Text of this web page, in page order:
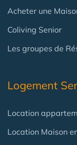
Acheter une
Coliving Senior
Les groupes de
Logement
Location
Location Maison